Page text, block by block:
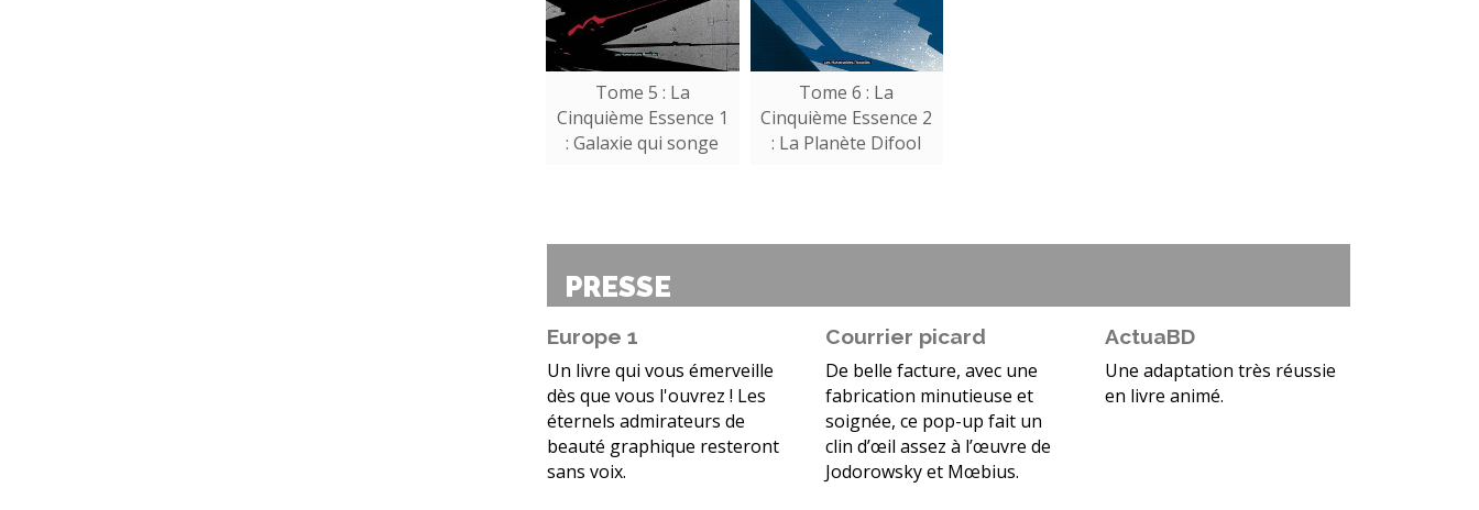
Tome 5 : La
Cinquième Essence 1
: Galaxie qui songe
Tome 6 : La
Cinquième Essence 2
: La Planète Difool
PRESSE
Europe 1
Un livre qui vous émerveille
dès que vous l'ouvrez ! Les
éternels admirateurs de
beauté graphique resteront
sans voix.
Courrier picard
De belle facture, avec une
fabrication minutieuse et
soignée, ce pop-up fait un
clin d’œil assez à l’œuvre de
Jodorowsky et Mœbius.
ActuaBD
Une adaptation très réussie
en livre animé.